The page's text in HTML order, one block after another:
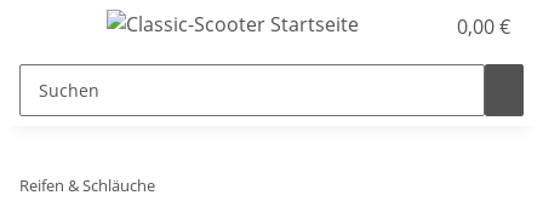
0,00 €
Reifen & Schläuche